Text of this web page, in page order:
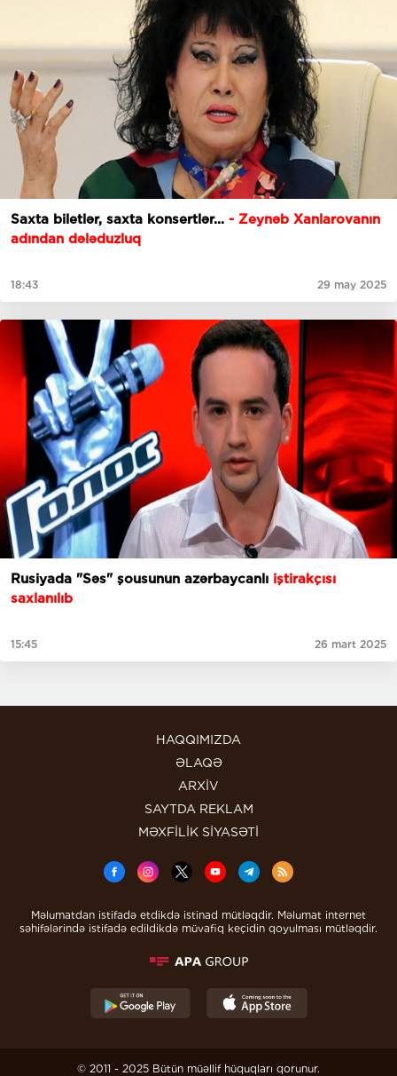
Saxta biletlər, saxta konsertlər... - Zeynəb Xanlarovanın
adından dələduzluq
18:43 29 may 2025
Rusiyada "Səs" şousunun azərbaycanlı iştirakçısı
saxlanılıb
15:45 26 mart 2025
HAQQIMIZDA
ƏLAQƏ
ARXİV
SAYTDA REKLAM
MƏXFİLİK SİYASƏTİ
Məlumatdan istifadə etdikdə istinad mütləqdir. Məlumat internet
səhifələrində istifadə edildikdə müvafiq keçidin qoyulması mütləqdir.
© 2011 - 2025 Bütün müəllif hüquqları qorunur.